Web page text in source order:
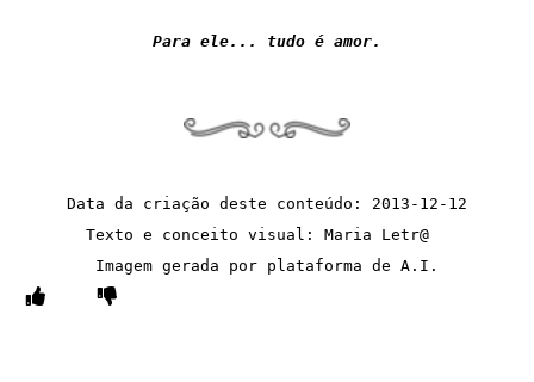
Para ele... tudo é amor.
Data da criação deste conteúdo: 2013-12-12
Texto e conceito visual: Maria Letr@
Imagem gerada por plataforma de A.I.